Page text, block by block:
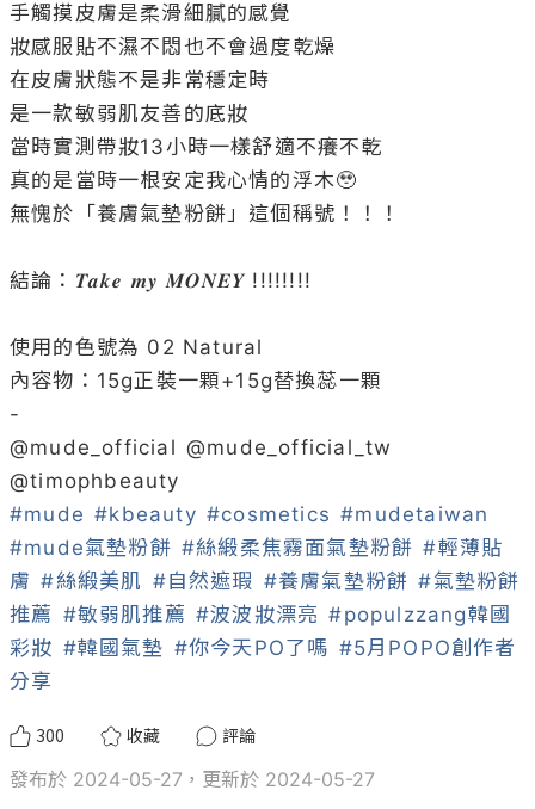
手觸摸皮膚是柔滑細膩的感覺
妝感服貼不濕不悶也不會過度乾燥
在皮膚狀態不是非常穩定時
是一款敏弱肌友善的底妝
當時實測帶妝13小時一樣舒適不癢不乾
真的是當時一根安定我心情的浮木🥹
無愧於「養膚氣墊粉餅」這個稱號！！！
結論：𝑻𝒂𝒌𝒆 𝒎𝒚 𝑴𝑶𝑵𝑬𝒀 !!!!!!!!
使用的色號為 02 Natural
內容物：15g正裝一顆+15g替換蕊一顆
-
@mude_official @mude_official_tw
@timophbeauty
#mude #kbeauty #cosmetics #mudetaiwan
#mude氣墊粉餅 #絲緞柔焦霧面氣墊粉餅 #輕薄貼
膚 #絲緞美肌 #自然遮瑕 #養膚氣墊粉餅 #氣墊粉餅
推薦 #敏弱肌推薦 #波波妝漂亮 #populzzang韓國
彩妝 #韓國氣墊 #你今天PO了嗎 #5月POPO創作者
分享
300 收藏
評論
發布於 2024-05-27，更新於 2024-05-27